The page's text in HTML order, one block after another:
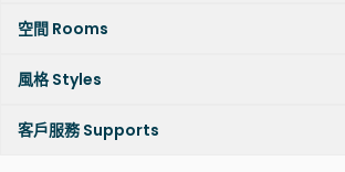
空間 Rooms
風格 Styles
客戶服務 Supports